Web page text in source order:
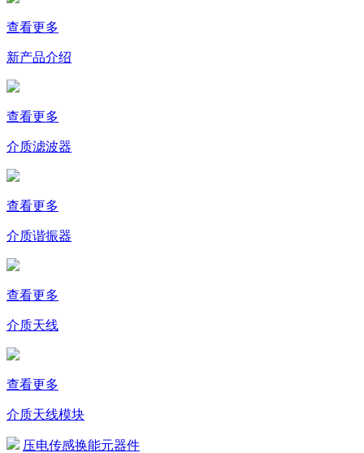
查看更多
新产品介绍
查看更多
介质滤波器
查看更多
介质谐振器
查看更多
介质天线
查看更多
介质天线模块
压电传感换能元器件